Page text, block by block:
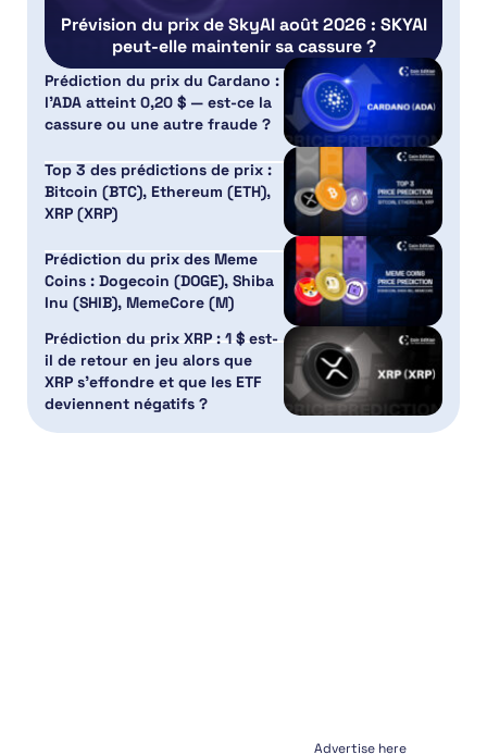
Prévision du prix de SkyAI août 2026 : SKYAI
peut-elle maintenir sa cassure ?
Prédiction du prix du Cardano :
l’ADA atteint 0,20 $ — est-ce la
cassure ou une autre fraude ?
Top 3 des prédictions de prix :
Bitcoin (BTC), Ethereum (ETH),
XRP (XRP)
Prédiction du prix des Meme
Coins : Dogecoin (DOGE), Shiba
Inu (SHIB), MemeCore (M)
Prédiction du prix XRP : 1 $ est-
il de retour en jeu alors que
XRP s’effondre et que les ETF
deviennent négatifs ?
Advertise here